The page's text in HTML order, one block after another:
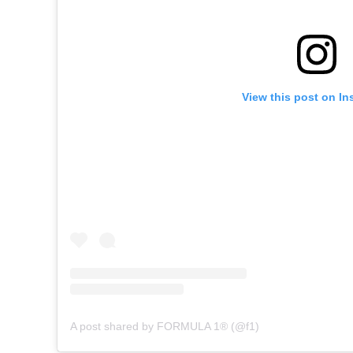
View this post on
A post shared by FORMULA 1® (@f1)